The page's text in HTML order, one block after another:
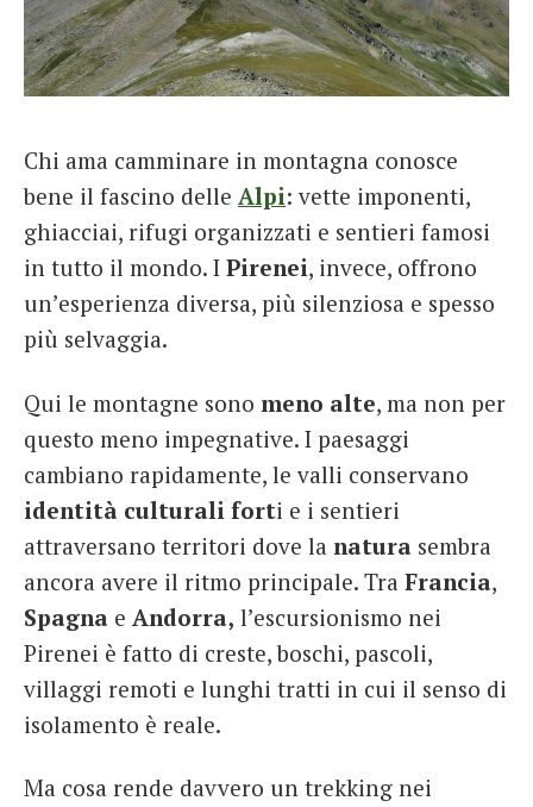
English
Spanish
Italiano
Chi ama camminare in montagna conosce
bene il fascino delle Alpi: vette imponenti,
ghiacciai, rifugi organizzati e sentieri famosi
in tutto il mondo. I Pirenei, invece, offrono
un’esperienza diversa, più silenziosa e spesso
più selvaggia.
Qui le montagne sono meno alte, ma non per
questo meno impegnative. I paesaggi
cambiano rapidamente, le valli conservano
identità culturali forti e i sentieri
attraversano territori dove la natura sembra
ancora avere il ritmo principale. Tra Francia,
Spagna e Andorra, l’escursionismo nei
Pirenei è fatto di creste, boschi, pascoli,
villaggi remoti e lunghi tratti in cui il senso di
isolamento è reale.
Ma cosa rende davvero un trekking nei